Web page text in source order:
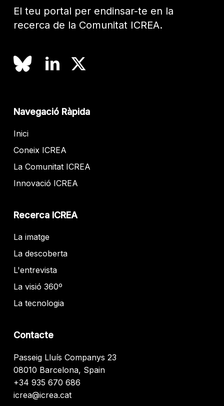
El teu portal per endinsar-te en la
recerca de la Comunitat ICREA.
Navegació Ràpida
Inici
Coneix ICREA
La Comunitat ICREA
Innovació ICREA
Recerca ICREA
La imatge
La descoberta
L'entrevista
La visió 360º
La tecnologia
Contacte
Passeig Lluís Companys 23
08010 Barcelona, Spain
+34 935 670 686
icrea@icrea.cat